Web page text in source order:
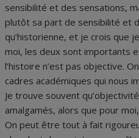
sensibilité et des sensations,
plutôt sa part de sensibilité et
qu’historienne, et je crois que
moi, les deux sont importants
l’histoire n’est pas objective.
cadres académiques qui nous
Je trouve souvent
amalgamés, alors que pour
On peut être tout à fait